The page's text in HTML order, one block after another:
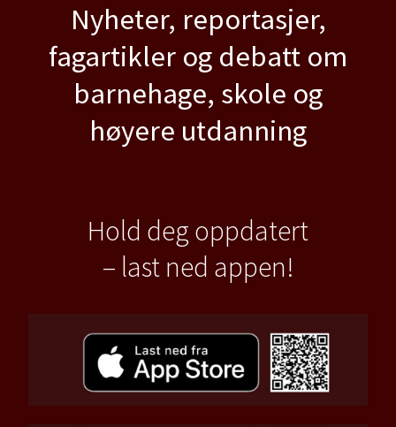
Nyheter, reportasjer,
fagartikler og debatt om
barnehage, skole og
høyere utdanning
Hold deg oppdatert
– last ned appen!